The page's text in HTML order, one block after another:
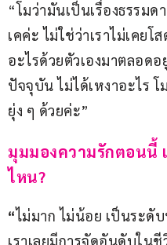
“โมว่ามันเป็นเรื่องธรรม
เคค่ะ ไม่ใช่ว่าเราไม่เคย
อะไรด้วยตัวเองมาตลอด
ปัจจุบัน ไม่ได้เหงาอะไร
ยุ่ง ๆ ด้วยค่ะ”
มุมมองความรักตอนนี้
ไหน?
“ไม่มาก ไม่น้อย เป็นระดั
เราเลยมีการจัดอันดับใน